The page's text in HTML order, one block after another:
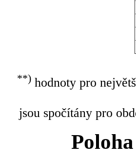
**)hodnoty pro
jsou spočítány pro